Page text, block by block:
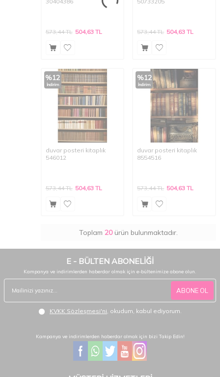
573,44TL 504,63TL 573,44TL 504,63 TL
%12
İndirim
duvar posteri kitaplık
546012
573,44TL 504,63TL
%12
İndirim
duvar posteri kitaplık
8554516
573,44TL 504,63 TL
Toplam 20ürün bulunmaktadır.
E - BÜLTEN ABONELİĞİ
Kampanya ve indirimlerden haberdar olmak için e-bültenimize abone olun.
ABONE OL
KVKK Sözleşmesi'ni, okudum, kabul ediyorum.
Kampanya ve indirimlerden haberdar olmak için bizi Takip Edin!